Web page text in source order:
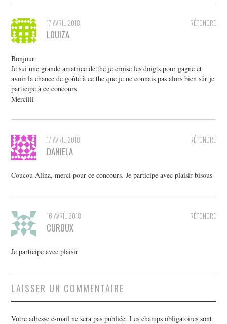
RÉPONDRE
17 AVRIL 2018
LOUIZA
Bonjour
Je sui une grande amatrice de thé je croise les doigts pour gagne et
avoir la chance de goûté à ce the que je ne connais pas alors bien sûr je
participe à ce concours
Merciiii
RÉPONDRE
17 AVRIL 2018
DANIELA
Coucou Alina, merci pour ce concours. Je participe avec plaisir bisous
RÉPONDRE
16 AVRIL 2018
CUROUX
Je participe avec plaisir
LAISSER UN COMMENTAIRE
Votre adresse e-mail ne sera pas publiée. Les champs obligatoires sont